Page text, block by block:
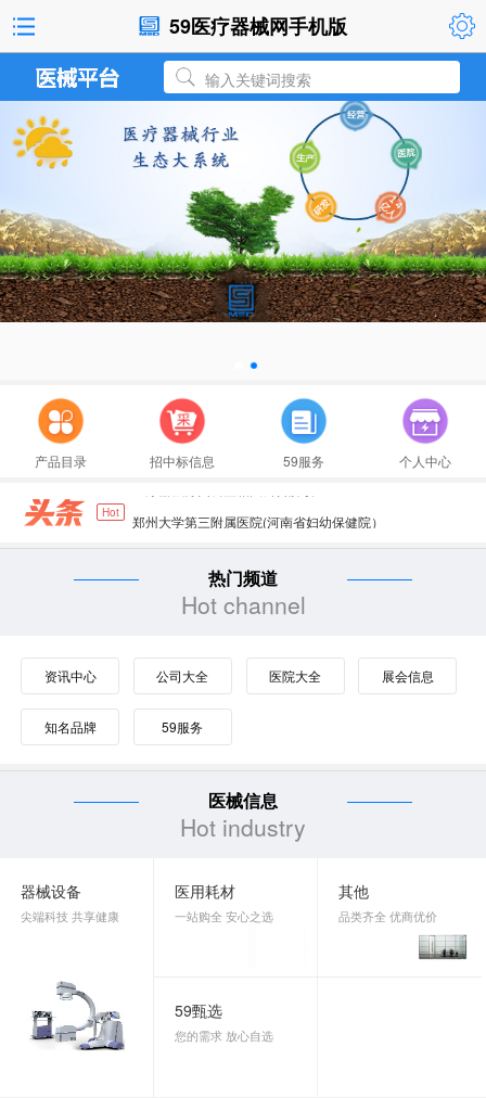
59医疗器械网手机版
输入关键词搜索
产品目录 招中标信息 59服务 个人中心
Hot
医疗器械分类目录动态调整工作程序
国家药监局关于医疗器械分类调整有关工作的
郑州大学第二附属医院NICU设备采购项目-公
河南科技大学第一附属医院肿瘤楼数据库软件
医疗器械分类目录动态调整工作程序
热门频道
Hot channel
资讯中心 公司大全 医院大全 展会信息
知名品牌 59服务
医械信息
Hot industry
器械设备
尖端科技 共享健康
医用耗材
一站购全 安心之选
其他
品类齐全 优商优价
59甄选
您的需求 放心自选